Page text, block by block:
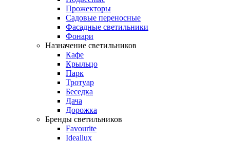
Прожекторы
Садовые переносные
Фасадные светильники
Фонари
Назначение светильников
Кафе
Крыльцо
Парк
Тротуар
Беседка
Дача
Дорожка
Бренды светильников
Favourite
Ideallux